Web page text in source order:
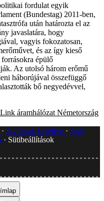
fordulat egyik
(Bundestag) 2011-ben,
után határozta el az
javaslatára, hogy
vagyis fokozatosan,
és az így kieső
épülő
Az utolsó három erőmű
háborújával összefüggő
bő negyedévvel,
áramhálózat Németország
Javítások kezelése
Jogi
Sütibeállítások